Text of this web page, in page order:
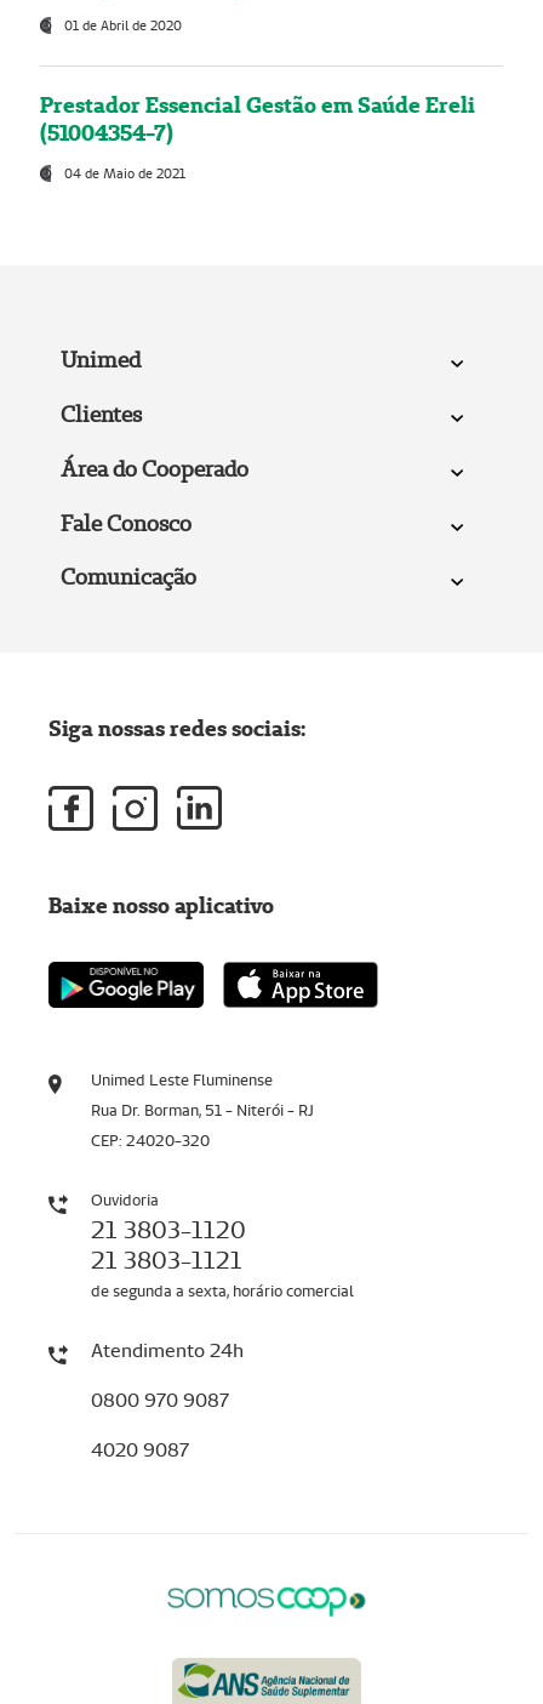
01 de Abril de 2020
Prestador Essencial Gestão em Saúde Ereli
(51004354-7)
04 de Maio de 2021
Unimed
Clientes
Área do Cooperado
Fale Conosco
Comunicação
Unimed Leste Fluminense
Rua Dr. Borman, 51 - Niterói - RJ
CEP: 24020-320
Ouvidoria
21 3803-1120
21 3803-1121
de segunda a sexta, horário comercial
Atendimento 24h
0800 970 9087
4020 9087
Siga nossas redes sociais:
Baixe nosso aplicativo